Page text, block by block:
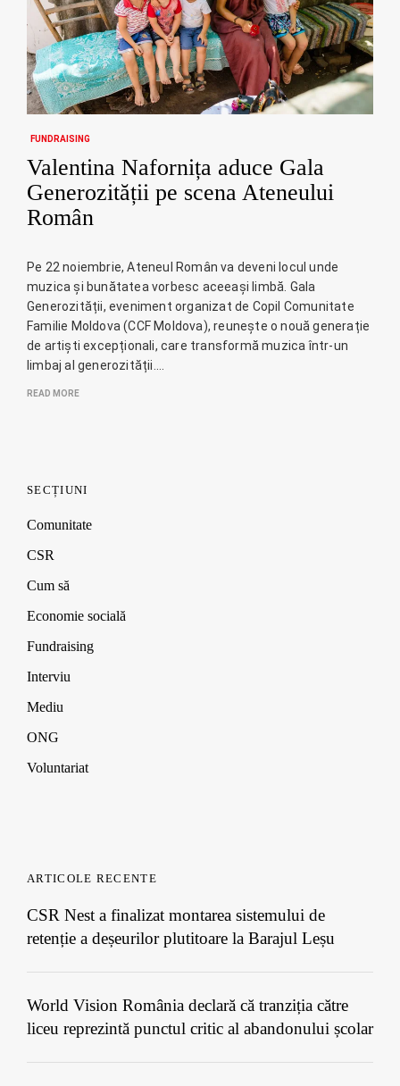
FUNDRAISING
Valentina Nafornița aduce Gala
Generozității pe scena Ateneului
Român
Pe 22 noiembrie, Ateneul Român va deveni locul unde
muzica și bunătatea vorbesc aceeași limbă. Gala
Generozității, eveniment organizat de Copil Comunitate
Familie Moldova (CCF Moldova), reunește o nouă generație
de artiști excepționali, care transformă muzica într-un
limbaj al generozității.…
READ MORE
SECȚIUNI
Comunitate
CSR
Cum să
Economie socială
Fundraising
Interviu
Mediu
ONG
Voluntariat
ARTICOLE RECENTE
CSR Nest a finalizat montarea sistemului de
retenție a deșeurilor plutitoare la Barajul Leșu
World Vision România declară că tranziția către
liceu reprezintă punctul critic al abandonului școlar